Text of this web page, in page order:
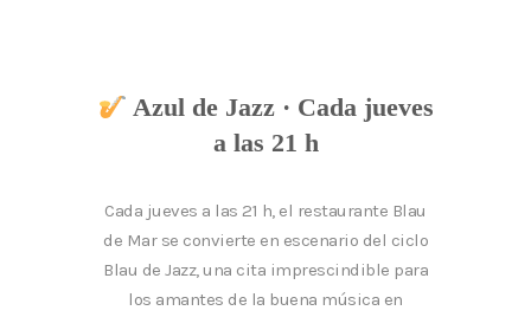
Azul de Jazz · Cada jueves
a las 21 h
Cada jueves a las 21 h, el restaurante Blau
de Mar se convierte en escenario del ciclo
Blau de Jazz, una cita imprescindible para
los amantes de la buena música en